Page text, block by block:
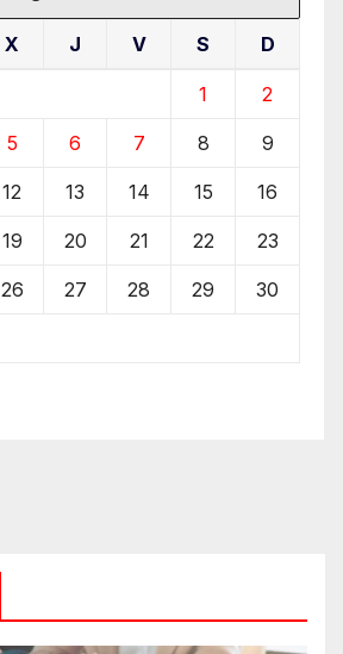
X J V S D
1 2
5 6 7 8 9
12 13 14 15 16
19 20 21 22 23
26 27 28 29 30